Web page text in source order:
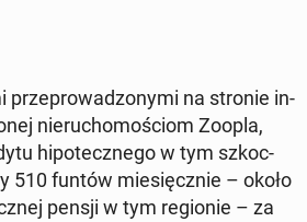
prze­pro­wa­dzo­ny­mi na stronie in­
nie­ru­cho­mo­ściom Zoopla,
hi­po­tecz­ne­go w tym szkoc­
510 funtów mie­sięcz­nie – około
pensji w tym re­gio­nie – za